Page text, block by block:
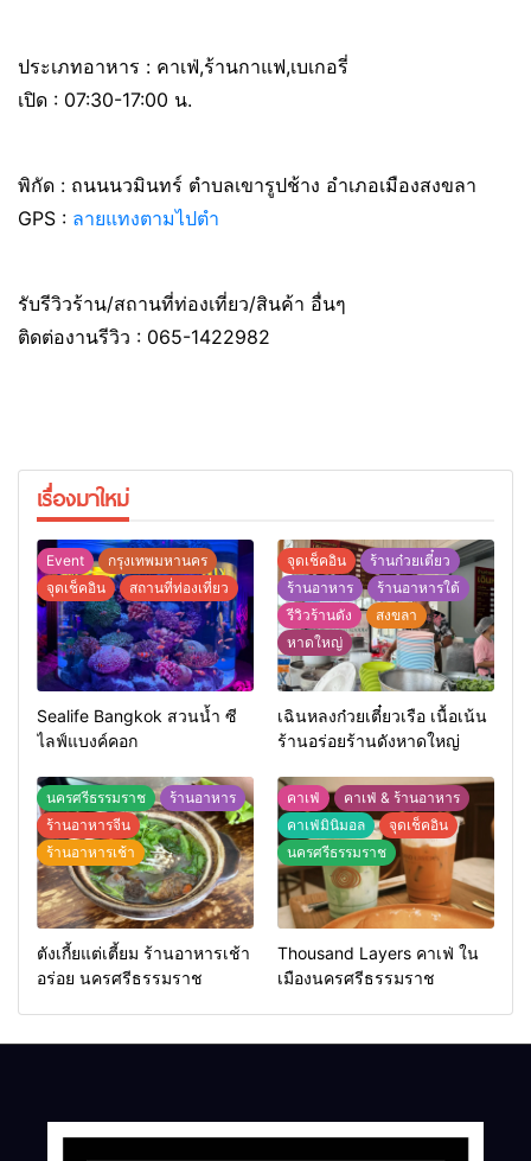
ประเภทอาหาร : คาเฟ่,ร้านกาแฟ,เบเกอรี่
เปิด : 07:30-17:00 น.
พิกัด : ถนนนวมินทร์ ตำบลเขารูปช้าง อำเภอเมืองสงขลา
GPS : ลายแทงตามไปตำ
รับรีวิวร้าน/สถานที่ท่องเที่ยว/สินค้า อื่นๆ
ติดต่องานรีวิว : 065-1422982
เรื่องมาใหม่
Event
กรุงเทพมหานคร
จุดเช็คอิน
สถานที่ท่องเที่ยว
Sealife Bangkok สวนน้ำ ซี
ไลฟ์แบงค์คอก
จุดเช็คอิน
ร้านก๋วยเตี๋ยว
ร้านอาหาร
ร้านอาหารใต้
รีวิวร้านดัง
สงขลา
หาดใหญ่
เฉินหลงก๋วยเตี๋ยวเรือ เนื้อเน้น
ร้านอร่อยร้านดังหาดใหญ่
นครศรีธรรมราช
ร้านอาหาร
ร้านอาหารจีน
ร้านอาหารเช้า
ตังเกี้ยแต่เตี้ยม ร้านอาหารเช้า
อร่อย นครศรีธรรมราช
คาเฟ่
คาเฟ่ & ร้านอาหาร
คาเฟ่มินิมอล
จุดเช็คอิน
นครศรีธรรมราช
Thousand Layers คาเฟ่ ใน
เมืองนครศรีธรรมราช